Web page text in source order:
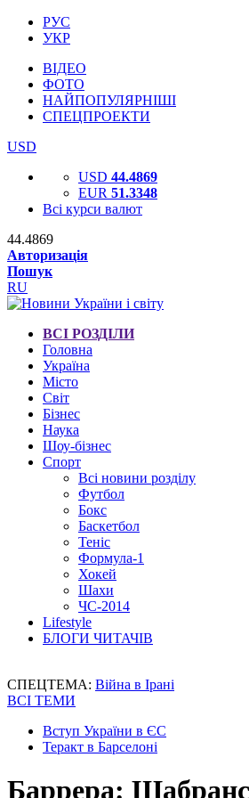
РУС
УКР
ВІДЕО
ФОТО
НАЙПОПУЛЯРНІШІ
СПЕЦПРОЕКТИ
USD
USD 44.4869
EUR 51.3348
Всі курси валют
44.4869
Авторизація
Пошук
RU
ВСІ РОЗДІЛИ
Головна
Україна
Місто
Світ
Бізнес
Наука
Шоу-бізнес
Спорт
Всі новини розділу
Футбол
Бокс
Баскетбол
Теніс
Формула-1
Хокей
Шахи
ЧС-2014
Lifestyle
БЛОГИ ЧИТАЧІВ
СПЕЦТЕМА: Війна в Ірані
ВСІ ТЕМИ
Вступ України в ЄС
Теракт в Барселоні
Баррера: